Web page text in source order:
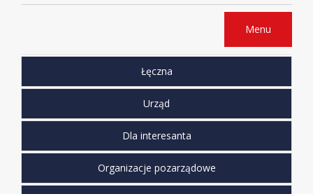
Menu
Łęczna
Urząd
Dla interesanta
Organizacje pozarządowe